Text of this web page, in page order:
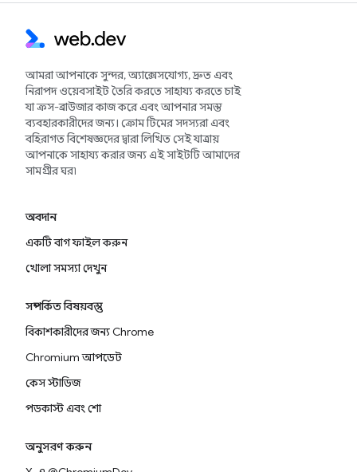
আমরা আপনাকে সুন্দর, অ্যাক্সেসযোগ্য, দ্রুত এবং
নিরাপদ ওয়েবসাইট তৈরি করতে সাহায্য করতে চাই
যা ক্রস-ব্রাউজার কাজ করে এবং আপনার সমস্ত
ব্যবহারকারীদের জন্য। ক্রোম টিমের সদস্যরা এবং
বহিরাগত বিশেষজ্ঞদের দ্বারা লিখিত সেই যাত্রায়
আপনাকে সাহায্য করার জন্য এই সাইটটি আমাদের
সামগ্রীর ঘর৷
অবদান
একটি বাগ ফাইল করুন
খোলা সমস্যা দেখুন
সম্পর্কিত বিষয়বস্তু
বিকাশকারীদের জন্য Chrome
Chromium আপডেট
কেস স্টাডিজ
পডকাস্ট এবং শো
অনুসরণ করুন